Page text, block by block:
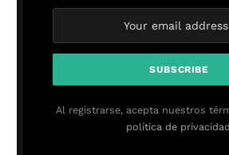
Al registrarse, acepta nuestros
política de